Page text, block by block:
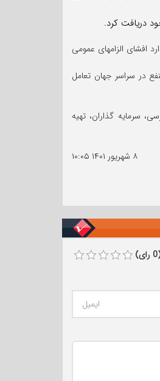
700 پاسخ درباره پیش نویس استاندارد افشای الزامهای عمومی
کردند و با هزاران ذینفع در سراسر جهان تعامل
سرمایه گذاران، تهیه
۸ شهریور ۱۴۰۱
۱۰:۰۵